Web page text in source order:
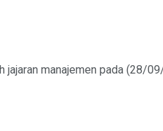
manajemen pada (28/